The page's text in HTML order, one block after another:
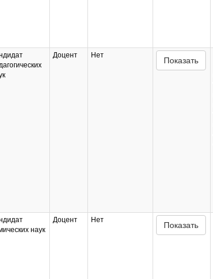
Доцент Нет
Показать
наук
Доцент Нет
Показать